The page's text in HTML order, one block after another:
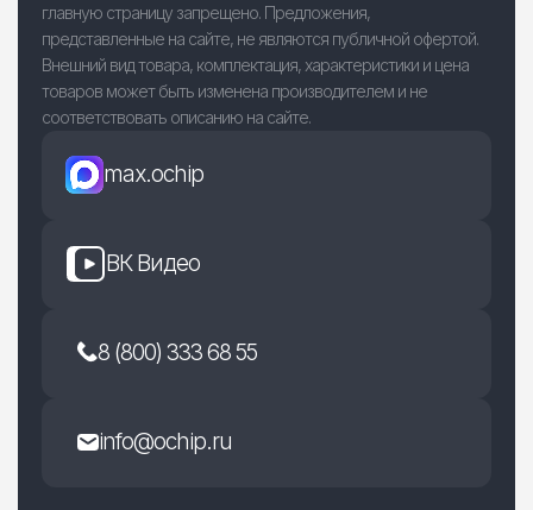
главную страницу запрещено. Предложения,
представленные на сайте, не являются публичной офертой.
Внешний вид товара, комплектация, характеристики и цена
товаров может быть изменена производителем и не
соответствовать описанию на сайте.
max.ochip
ВК Видео
8 (800) 333 68 55
info@ochip.ru